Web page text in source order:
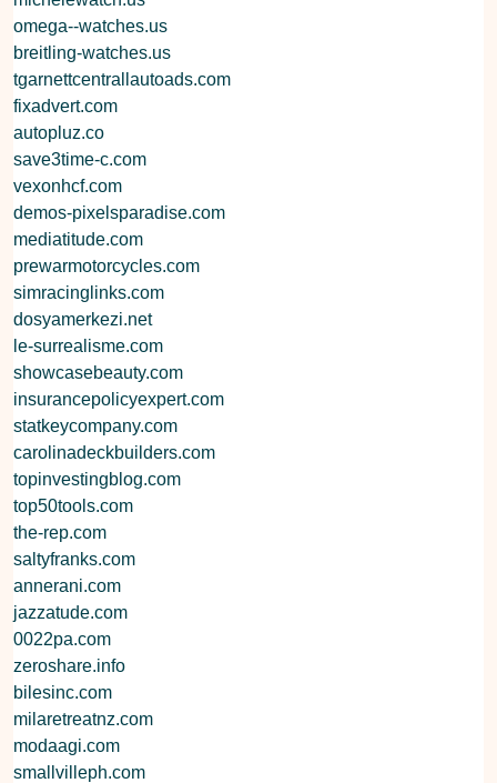
omega--watches.us
breitling-watches.us
tgarnettcentrallautoads.com
fixadvert.com
autopluz.co
save3time-c.com
vexonhcf.com
demos-pixelsparadise.com
mediatitude.com
prewarmotorcycles.com
simracinglinks.com
dosyamerkezi.net
le-surrealisme.com
showcasebeauty.com
insurancepolicyexpert.com
statkeycompany.com
carolinadeckbuilders.com
topinvestingblog.com
top50tools.com
the-rep.com
saltyfranks.com
annerani.com
jazzatude.com
0022pa.com
zeroshare.info
bilesinc.com
milaretreatnz.com
modaagi.com
smallvilleph.com